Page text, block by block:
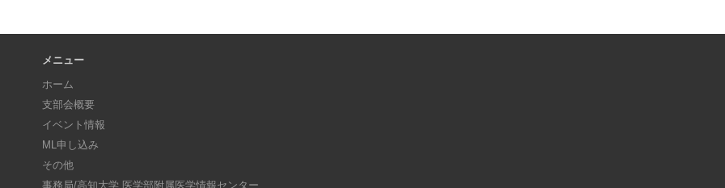
メニュー
ホーム
支部会概要
イベント情報
ML申し込み
その他
事務局/高知大学 医学部附属医学情報センター